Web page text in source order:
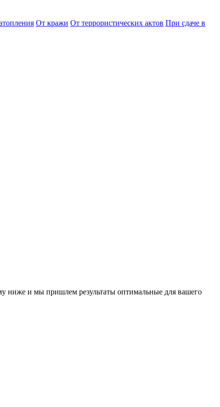
От кражи От террористических актов При сдаче в
ниже и мы пришлем результаты оптимальные для вашего